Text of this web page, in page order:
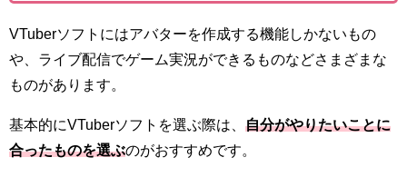
VTuberソフトにはアバターを作成する機能しかないもの
や、ライブ配信でゲーム実況ができるものなどさまざまな
ものがあります。
基本的にVTuberソフトを選ぶ際は、 自分がやりたいことに
合ったものを選ぶのがおすすめです。